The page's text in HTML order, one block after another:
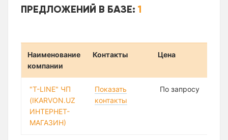
ПРЕДЛОЖЕНИЙ В БАЗЕ:1
Наименование
компании
Контакты Цена
"T-LINE" ЧП
(IKARVON.UZ
ИНТЕРНЕТ-
МАГАЗИН)
Показать
контакты
По запросу